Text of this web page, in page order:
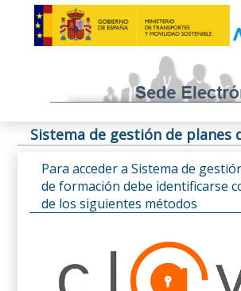
Sistema de gestión de planes
Para acceder a Sistema de
de formación debe identificarse
de los siguientes métodos